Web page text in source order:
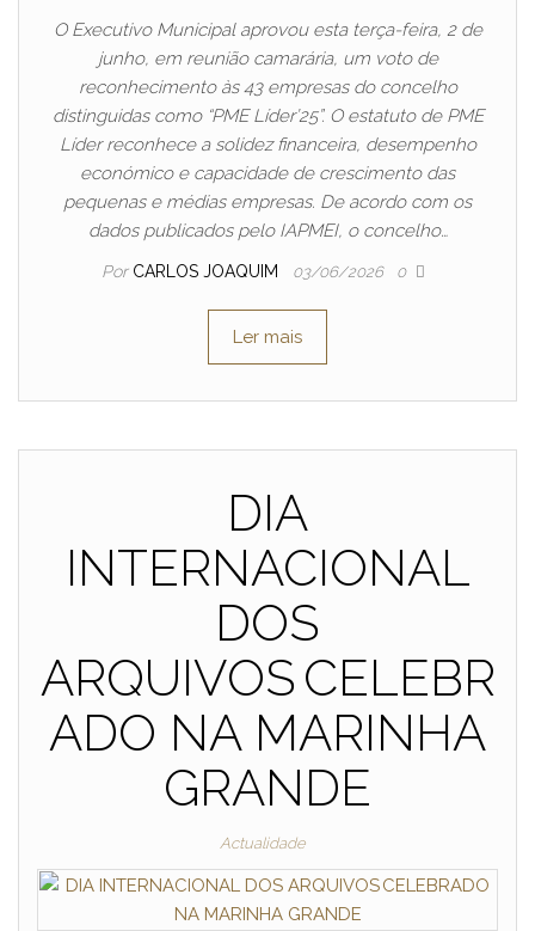
O Executivo Municipal aprovou esta terça-feira, 2 de
junho, em reunião camarária, um voto de
reconhecimento às 43 empresas do concelho
distinguidas como “PME Líder’25”. O estatuto de PME
Líder reconhece a solidez financeira, desempenho
económico e capacidade de crescimento das
pequenas e médias empresas. De acordo com os
dados publicados pelo IAPMEI, o concelho…
Por CARLOS JOAQUIM 03/06/2026 0
Ler mais
DIA
INTERNACIONAL
DOS
ARQUIVOS CELEBR
ADO NA MARINHA
GRANDE
Actualidade